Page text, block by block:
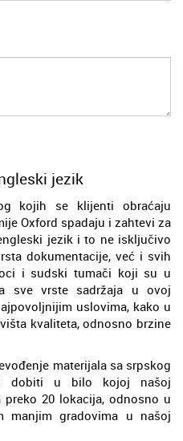
jezik
kojih se klijenti obraćaju
Oxford spadaju i zahtevi za
jezik i to ne isključivo
dokumentacije, već i svih
i sudski tumači koji su u
sve vrste sadržaja u ovoj
uslovima, kako u
kvaliteta, odnosno brzine
materijala sa srpskog
dobiti u bilo kojoj našoj
20 lokacija, odnosno u
gradovima u našoj